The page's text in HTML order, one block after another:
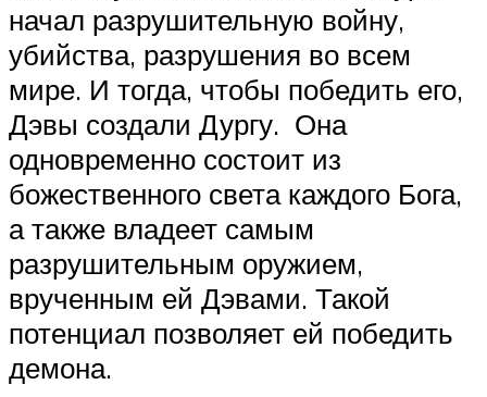
начал разрушительную войну,
убийства, разрушения во всем
мире. И тогда, чтобы победить его,
Дэвы создали Дургу. Она
одновременно состоит из
божественного света каждого Бога,
а также владеет самым
разрушительным оружием,
врученным ей Дэвами. Такой
потенциал позволяет ей победить
демона.